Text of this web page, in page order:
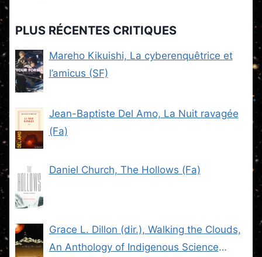
PLUS RÉCENTES CRITIQUES
Mareho Kikuishi, La cyberenquêtrice et
l’amicus (SF)
Jean-Baptiste Del Amo, La Nuit ravagée
(Fa)
Daniel Church, The Hollows (Fa)
Grace L. Dillon (dir.), Walking the Clouds,
An Anthology of Indigenous Science